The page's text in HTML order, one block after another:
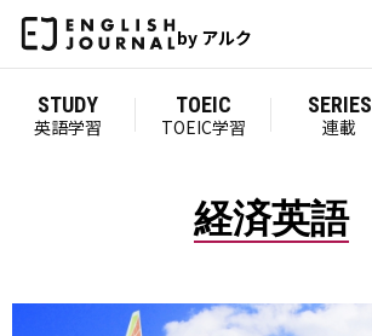
by アルク
STUDY
英語学習
TOEIC
TOEIC学習
SERIES
連載
経済英語